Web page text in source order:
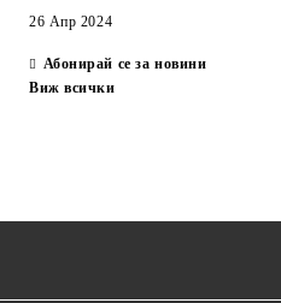
26 Апр 2024
Абонирай се за новини
Виж всички